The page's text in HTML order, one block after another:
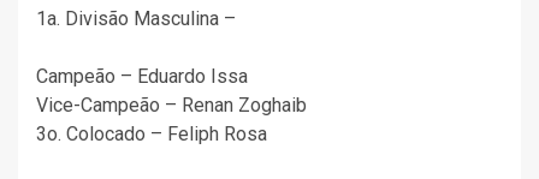
1a. Divisão Masculina –
Campeão – Eduardo Issa
Vice-Campeão – Renan Zoghaib
3o. Colocado – Feliph Rosa